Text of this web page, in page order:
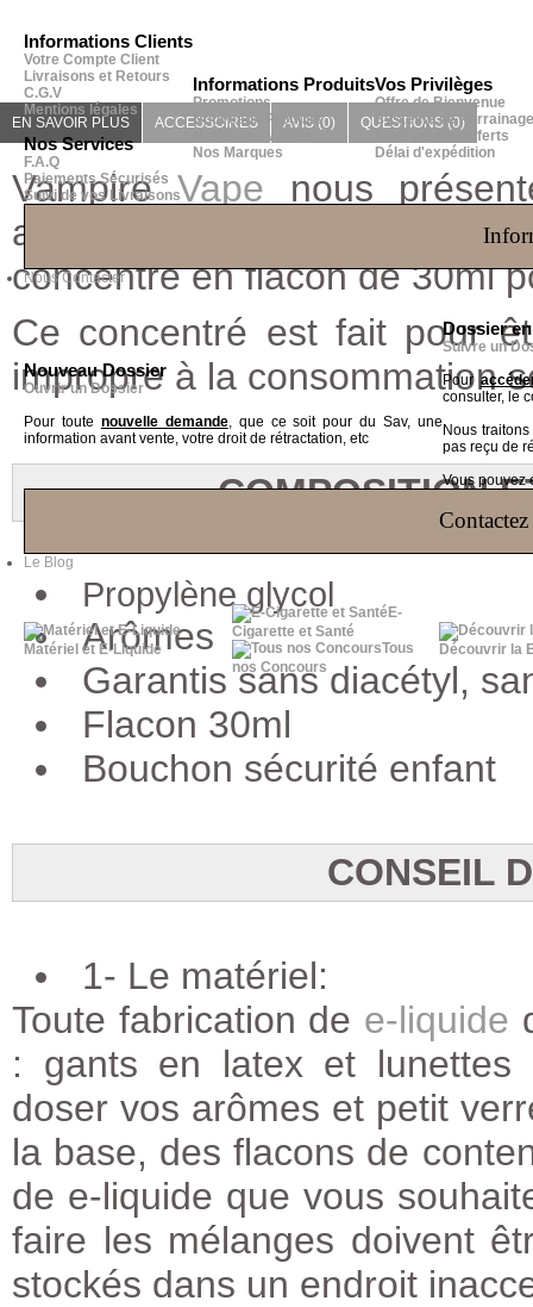
Informations Clients
Votre Compte Client
Livraisons et Retours
C.G.V
Mentions légales
Nos Services
F.A.Q
Paiements Sécurisés
Suivi de vos Livraisons
Informations Produits
Promotions
Nouveaux Produits
Meilleures Ventes
Nos Marques
Vos Privilèges
Offre de Bienvenue
Système de Parrainage
Frais de port offerts
Délai d'expédition
Nous Contacter
Nouveau Dossier
Ouvrir un Dossier
Pour toute nouvelle demande, que ce soit pour du Sav, une
information avant vente, votre droit de rétractation, etc
Dossier
Suivre un
Pour
consulter, le
Nous
pas reçu de
Vous pouvez
Le Blog
Matériel et E-Liquide
E-
Cigarette et Santé
Tous
nos Concours
Découvrir la
EN SAVOIR PLUS ACCESSOIRES AVIS (0) QUESTIONS (0)
VampireVape nous
anglaise. Découvrez LA
concentré en flacon de 30ml
Ce concentré est fait pour
impropre à la consommation
COMPOSITION
Propylène glycol
Arômes
Garantis sans diacétyl,
Flacon 30ml
Bouchon sécurité enfant
CONSEIL
1- Le matériel:
Toute fabrication de e-liquide
: gants en latex et lunettes
doser vos arômes et petit
la base, des flacons de
de e-liquide que vous
faire les mélanges doivent
stockés dans un endroit